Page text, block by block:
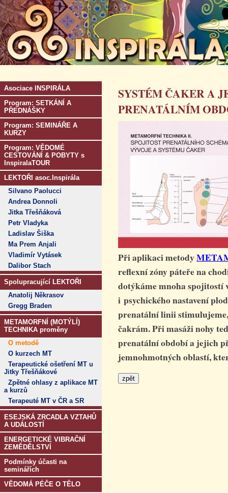
Asociace INSPIRÁLA
Program: SETKÁNÍ A
PŘEDNÁŠKY
Program: SEMINÁŘE A
KURZY
Program: VĚDOMÉ
CESTOVÁNÍ & POBYTY s
InspiralaTOUR
LEKTOŘI asoc.Inspirála
Silvano Paolucci
Andrea Donnoli
Jitka Třešňáková
Petr Vladyka
Ladislav Šiška
Ma Prem Anjali
Vladimír Vytásek
Dalibor Stach
Spolupracující LEKTOŘI
Anatolij Někrasov
Gregg Braden
METAMORFNÍ (MOTÝLÍ)
TECHNIKA proměny
O metodě
O kurzech MT
Terapeutické ošetření MT u
Jitky Třešňákové
Zpětné ohlasy z aplikace MT
a kurzů
Terapeuté MT v ČR a SR
ESEJSKÁ ZRCADLA VZTAHŮ
A UDÁLOSTÍ
ENERGETICKÉ VIBRAČNÍ
ZEMĚDĚLSTVÍ
Podmínky účasti na
seminářích
VĚDOMÁ PÉČE O TĚLO
SYSTÉM ČAKER A
PRENATÁLNÍM
Při aplikaci metody
reflexní zóny páteře na
dotýkáme mnoha spojitostí
i psychického nastavení
prenatální linii
čakrám. Při masáži nohy
prenatální období a jejich
jemnohmotných oblastí,